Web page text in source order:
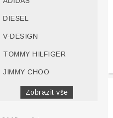
DIESEL
V-DESIGN
TOMMY HILFIGER
JIMMY CHOO
Zobrazit vše